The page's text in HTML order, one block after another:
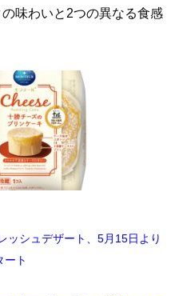
味わいと2つの異なる食感
ッシュデザート、5月15日より
ート